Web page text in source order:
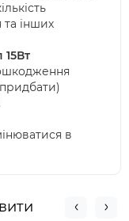
та інших
в